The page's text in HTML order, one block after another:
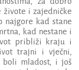
živote i zajedničke
najgore kad stane
kad nestane i
približi kraju i
trajni i vječni,
boli mladost, i još